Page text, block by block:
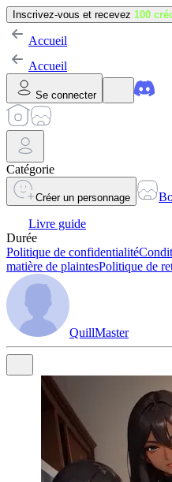
Inscrivez-vous et recevez 100
Accueil
Accueil
Se connecter
Catégorie
Créer un personnage
Livre guide
Durée
Politique de confidentialité
matière de plaintesPolitique de
QuillMaster